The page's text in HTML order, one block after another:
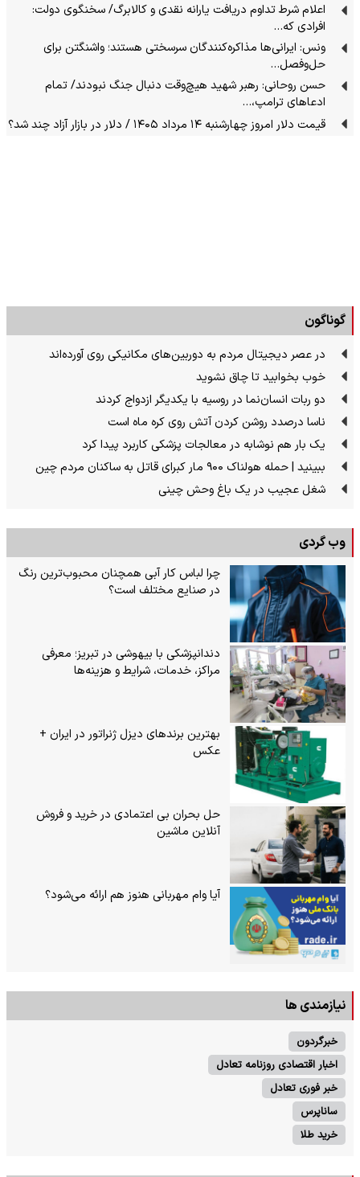
اعلام شرط تداوم دریافت یارانه نقدی و کالابرگ/ سخنگوی دولت:
افرادی که…
ونس: ایرانی‌ها مذاکره‌کنندگان سرسختی هستند؛ واشنگتن برای
حل‌وفصل…
حسن روحانی: رهبر شهید هیچ‌وقت دنبال جنگ نبودند/ تمام
ادعاهای ترامپ،…
قیمت دلار امروز چهارشنبه ۱۴ مرداد ۱۴۰۵ / دلار در بازار آزاد چند شد؟
گوناگون
در عصر دیجیتال مردم به دوربین‌های مکانیکی روی آورده‌اند
خوب بخوابید تا چاق نشوید
دو ربات انسان‌نما در روسیه با یکدیگر ازدواج کردند
ناسا درصدد روشن کردن آتش روی کره ماه است
یک بار هم نوشابه در معالجات پزشکی کاربرد پیدا کرد
ببینید | حمله هولناک ۹۰۰ مار کبرای قاتل به ساکنان مردم چین
شغل عجیب در یک باغ وحش چینی
وب گردی
چرا لباس کار آبی همچنان محبوب‌ترین رنگ
در صنایع مختلف است؟
دندانپزشکی با بیهوشی در تبریز؛ معرفی
مراکز، خدمات، شرایط و هزینه‌ها
بهترین برندهای دیزل ژنراتور در ایران +
عکس
حل بحران بی‌ اعتمادی در خرید و فروش
آنلاین ماشین
آیا وام مهربانی هنوز هم ارائه می‌شود؟
نیازمندی ها
خبرگردون
اخبار اقتصادی روزنامه تعادل
خبر فوری تعادل
ساناپرس
خرید طلا